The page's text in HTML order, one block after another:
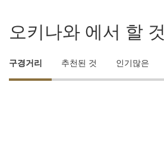
오키나와 에서 할 것
구경거리 추천된 것 인기많은